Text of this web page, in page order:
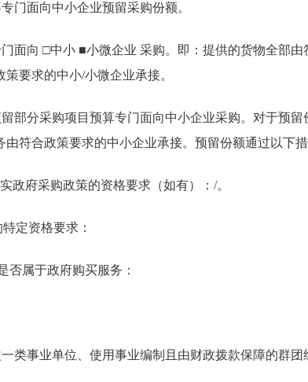
门面向中小企业预留采购份额。
面向 □中小 ■小微企业 采购。即：提供的货物全部
策要求的中小/小微企业承接。
部分采购项目预算专门面向中小企业采购。对于预
由符合政策要求的中小企业承接。预留份额通过以下措
政府采购政策的资格要求（如有）：/。
定资格要求：
否属于政府购买服务：
类事业单位、使用事业编制且由财政拨款保障的群团